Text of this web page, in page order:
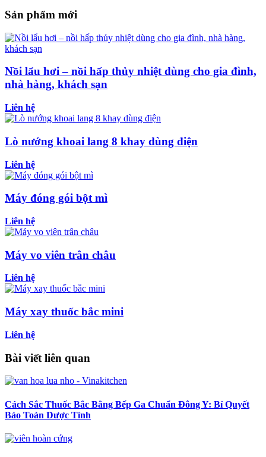
Sản phẩm mới
Nồi lẩu hơi – nồi hấp thủy nhiệt dùng cho gia đình,
nhà hàng, khách sạn
Liên hệ
Lò nướng khoai lang 8 khay dùng điện
Liên hệ
Máy đóng gói bột mì
Liên hệ
Máy vo viên trân châu
Liên hệ
Máy xay thuốc bắc mini
Liên hệ
Bài viết liên quan
Cách Sắc Thuốc Bắc Bằng Bếp Ga Chuẩn Đông Y: Bí Quyết
Bảo Toàn Dược Tính